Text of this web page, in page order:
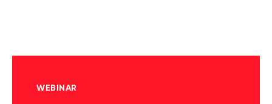
WEBINAR